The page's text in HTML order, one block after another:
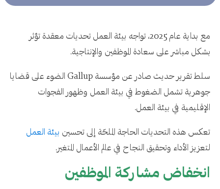
مع بداية عام 2025، تواجه بيئة العمل تحديات معقدة تؤثر
بشكل مباشر على سعادة الموظفين والإنتاجية.
سلط تقرير حديث صادر عن مؤسسة Gallup الضوء على قضايا
جوهرية تشمل الضغوط في بيئة العمل وظهور الفجوات
الإقليمية في بيئة العمل.
تعكس هذه التحديات الحاجة الملحّة إلى تحسين بيئة العمل
لتعزيز الأداء وتحقيق النجاح في عالم الأعمال المتغير.
انخفاض مشاركة الموظفين